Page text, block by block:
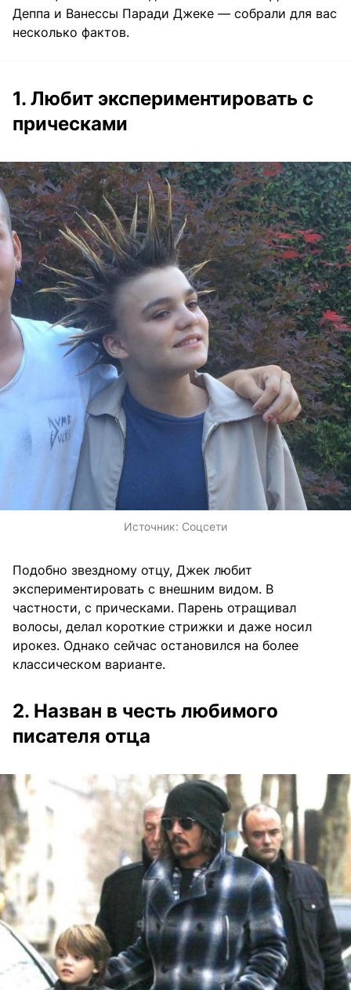
Деппа и Ванессы Паради Джеке — собрали для вас
несколько фактов.
1. Любит экспериментировать с
прическами
Источник: Соцсети
Подобно звездному отцу, Джек любит
экспериментировать с внешним видом. В
частности, с прическами. Парень отращивал
волосы, делал короткие стрижки и даже носил
ирокез. Однако сейчас остановился на более
классическом варианте.
2. Назван в честь любимого
писателя отца